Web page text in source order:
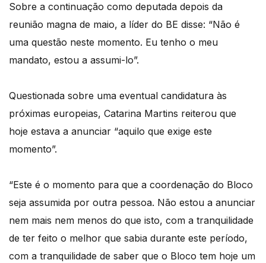
Sobre a continuação como deputada depois da
reunião magna de maio, a líder do BE disse: “Não é
uma questão neste momento. Eu tenho o meu
mandato, estou a assumi-lo”.
Questionada sobre uma eventual candidatura às
próximas europeias, Catarina Martins reiterou que
hoje estava a anunciar “aquilo que exige este
momento”.
“Este é o momento para que a coordenação do Bloco
seja assumida por outra pessoa. Não estou a anunciar
nem mais nem menos do que isto, com a tranquilidade
de ter feito o melhor que sabia durante este período,
com a tranquilidade de saber que o Bloco tem hoje um